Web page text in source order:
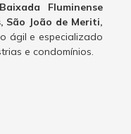
Baixada Fluminense
São João de Meriti,
ágil e especializado
e condomínios.